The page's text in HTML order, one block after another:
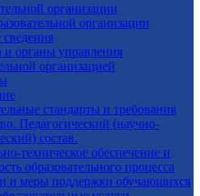
организации
организации
и органы управления
организацией
стандарты и требования
Педагогический (научно-
состав.
техническое обеспечение и
образовательного процесса
и меры поддержки обучающихся